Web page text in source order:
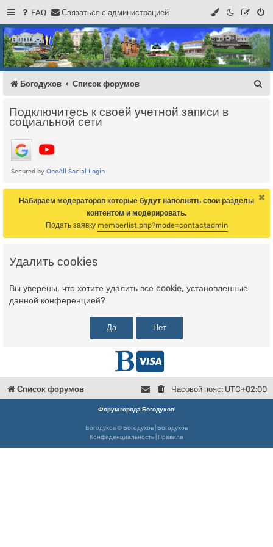
FAQ Связаться с администрацией
Регистрация
Форум Богодухова
Богодухов
Богодухов Список форумов
Подключитесь к своей учетной записи в
социальной сети
Набираем модераторов которые будут наполнять свои разделы
контентом и модерировать.
Подать заявку memberlist.php?mode=contactadmin
Удалить cookies
Вы уверены, что хотите удалить все cookie, установленные
данной конференцией?
Г
в
н
D
o
n
a
Список форумов Часовой пояс: UTC+02:00
Форум города Богодухов!
Богодухов © Богодухов Богодухов
Конфиденциальность Правила